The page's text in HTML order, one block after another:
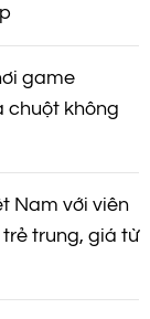
game
chuột không
Nam với viên
trung, giá từ